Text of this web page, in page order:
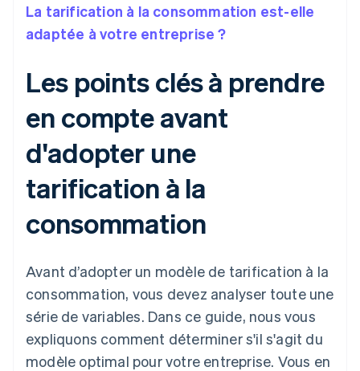
La tarification à la consommation est-elle
adaptée à votre entreprise ?
Les points clés à prendre
en compte avant
d'adopter une
tarification à la
consommation
Avant d’adopter un modèle de tarification à la
consommation, vous devez analyser toute une
série de variables. Dans ce guide, nous vous
expliquons comment déterminer s'il s'agit du
modèle optimal pour votre entreprise. Vous en